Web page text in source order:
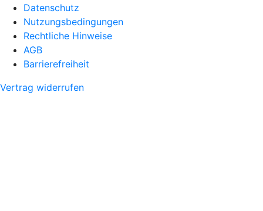
Datenschutz
Nutzungsbedingungen
Rechtliche Hinweise
AGB
Barrierefreiheit
Vertrag widerrufen